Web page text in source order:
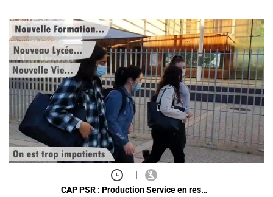
|
CAP PSR : Production Service en res…